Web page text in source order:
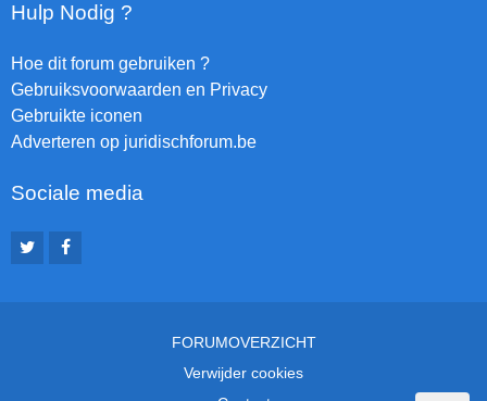
Hulp Nodig ?
Hoe dit forum gebruiken ?
Gebruiksvoorwaarden en Privacy
Gebruikte iconen
Adverteren op juridischforum.be
Sociale media
FORUMOVERZICHT
Verwijder cookies